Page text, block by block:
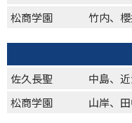
松商学園
竹内、
佐久長聖
中島、
松商学園
山岸、